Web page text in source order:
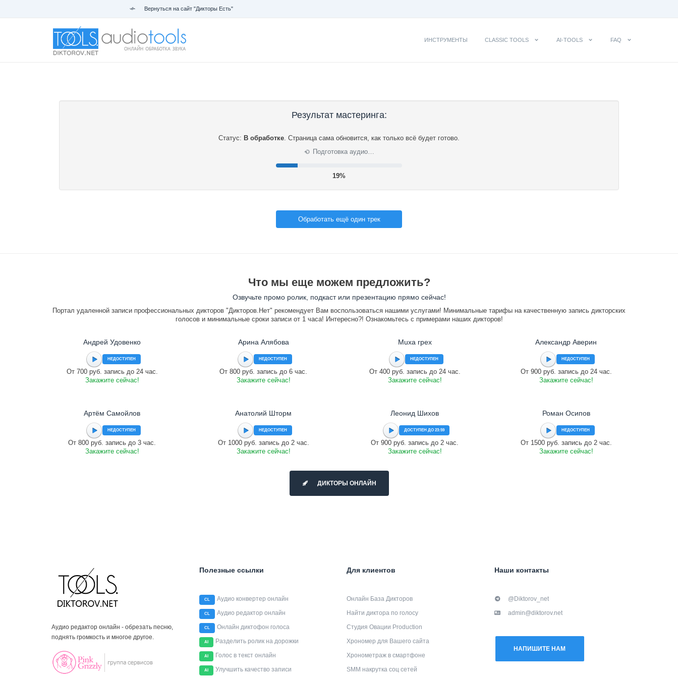
Вернуться на сайт "Дикторы Есть"
ИНСТРУМЕНТЫ CLASSIC TOOLS AI-TOOLS FAQ
Результат мастеринга:
Статус: В обработке. Страница сама обновится, как только всё будет готово.
⟳ Подготовка аудио…
19%
Обработать ещё один трек
Что мы еще можем предложить?
Озвучьте промо ролик, подкаст или презентацию прямо сейчас!
Портал удаленной записи профессиональных дикторов "Дикторов.Нет" рекомендует Вам воспользоваться нашими услугами! Минимальные тарифы на качественную запись дикторских
голосов и минимальные сроки записи от 1 часа! Интересно?! Ознакомьтесь с примерами наших дикторов!
Андрей Удовенко
НЕДОСТУПЕН
От 700 руб. запись до 24 час.
Закажите сейчас!
Арина Алябова
НЕДОСТУПЕН
От 800 руб. запись до 6 час.
Закажите сейчас!
Muxa rpex
НЕДОСТУПЕН
От 400 руб. запись до 24 час.
Закажите сейчас!
Александр Аверин
НЕДОСТУПЕН
От 900 руб. запись до 24 час.
Закажите сейчас!
Артём Самойлов
НЕДОСТУПЕН
От 800 руб. запись до 3 час.
Закажите сейчас!
Анатолий Шторм
НЕДОСТУПЕН
От 1000 руб. запись до 2 час.
Закажите сейчас!
Леонид Шихов
ДОСТУПЕН ДО 23:59
От 900 руб. запись до 2 час.
Закажите сейчас!
Роман Осипов
НЕДОСТУПЕН
От 1500 руб. запись до 2 час.
Закажите сейчас!
ДИКТОРЫ ОНЛАЙН
Аудио редактор онлайн - обрезать песню,
поднять громкость и многое другое.
Полезные ссылки
CL Аудио конвертер онлайн
CL Аудио редактор онлайн
CL Онлайн диктофон голоса
AI Разделить ролик на дорожки
AI Голос в текст онлайн
AI Улучшить качество записи
Для клиентов
Онлайн База Дикторов
Найти диктора по голосу
Студия Овации Production
Хрономер для Вашего сайта
Хронометраж в смартфоне
SMM накрутка соц сетей
Наши контакты
@Diktorov_net
admin@diktorov.net
НАПИШИТЕ НАМ